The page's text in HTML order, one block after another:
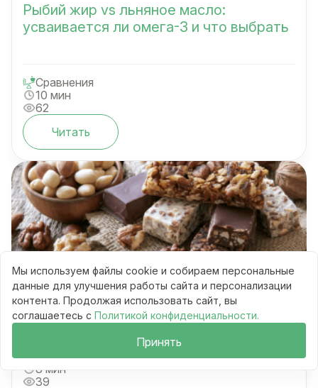
Рыбий жир vs льняное масло:
усваивается ли омега-3 и что выбрать
Сравнения
10 мин
62
Читать
Протеиновые батончики или горсть
орехов: 6 правил выбора
Сравнения
8 мин
39
Мы используем файлы cookie и собираем персональные
данные для улучшения работы сайта и персонализации
контента. Продолжая использовать сайт, вы
соглашаетесь с Политикой конфиденциальности.
Принять